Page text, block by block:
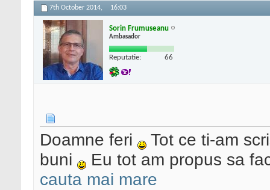
7th October 2014, 16:03
Sorin Frumuseanu
Ambasador
Reputatie: 66
Doamne feri
Tot ce ti-am
buni
Eu tot am propus sa
cauta mai mare